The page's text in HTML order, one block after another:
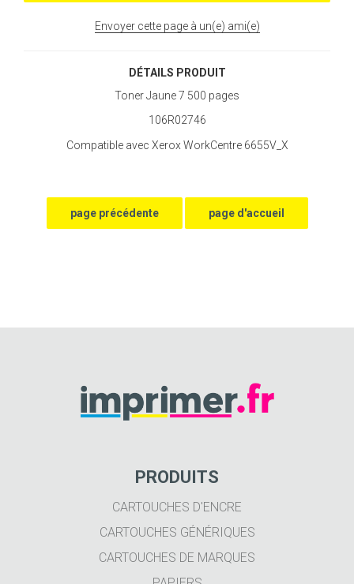
Envoyer cette page à un(e) ami(e)
DÉTAILS PRODUIT
Toner Jaune 7 500 pages
106R02746
Compatible avec Xerox WorkCentre 6655V_X
PRODUITS
CARTOUCHES D'ENCRE
CARTOUCHES GÉNÉRIQUES
CARTOUCHES DE MARQUES